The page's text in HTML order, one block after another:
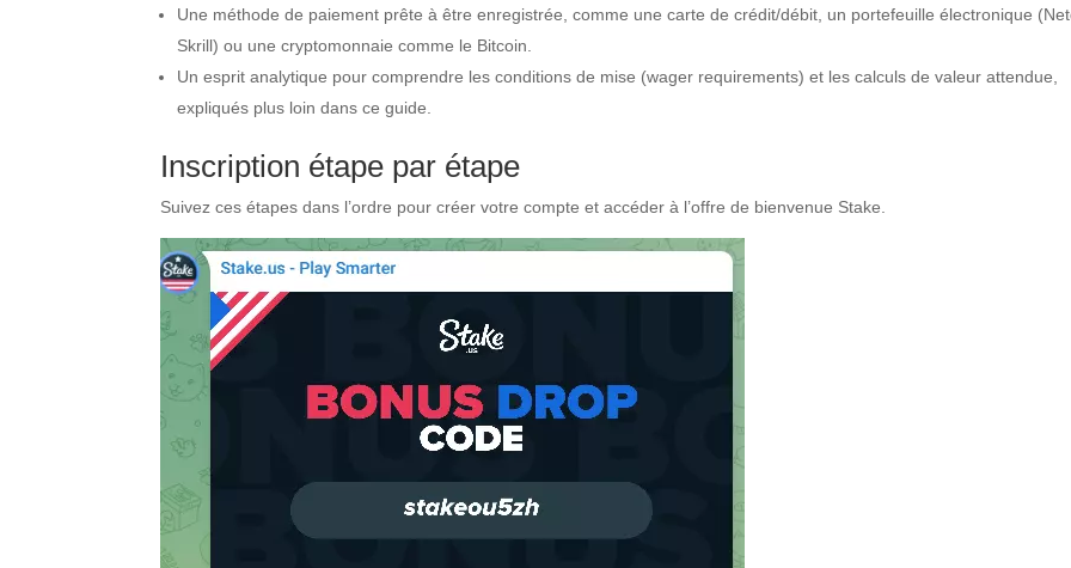
Une méthode de paiement prête à être enregistrée, comme une carte de crédit/débit, un portefeuille électronique
Skrill) ou une cryptomonnaie comme le Bitcoin.
Un esprit analytique pour comprendre les conditions de mise (wager requirements) et les calculs de valeur attendue,
expliqués plus loin dans ce guide.
Inscription étape par étape
Suivez ces étapes dans l’ordre pour créer votre compte et accéder à l’offre de bienvenue Stake.